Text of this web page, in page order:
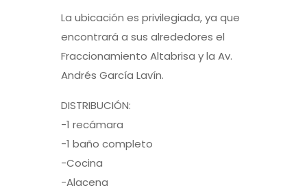
La ubicación es privilegiada, ya que
encontrará a sus alrededores el
Fraccionamiento Altabrisa y la Av.
Andrés García Lavín.
DISTRIBUCIÓN:
-1 recámara
-1 baño completo
-Cocina
-Alacena